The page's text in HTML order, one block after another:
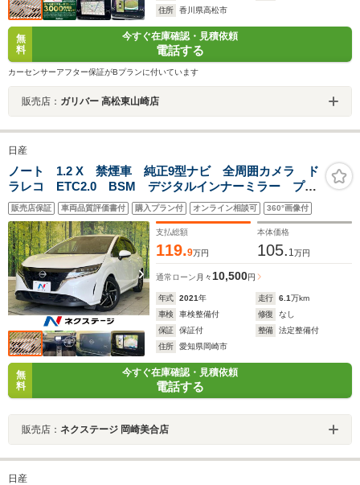
住所
香川県高松市
無
料
今すぐ在庫確認・見積依頼
電話する
カーセンサーアフター保証がBプランに付いています
販売店： ガリバー 高松東山崎店
日産
ノート 1.2 X 禁煙車 純正9型ナビ 全周囲カメラ ド
ラレコ ETC2.0 BSM デジタルインナーミラー プロ
パイロット Bluetooth再生 純正16インチアルミ エマ
ージェンシーブレーキ コーナーセンサー
販売店保証 車両品質評価書付 購入プラン付 オンライン相談可 360°画像付
支払総額
119.9万円
本体価格
105. 1万円
通常ローン 月々 10,500円
年式 2021年 走行 6.1万km
車検
車検整備付 修復
なし
保証
保証付 整備
法定整備付
住所
愛知県岡崎市
無
料
今すぐ在庫確認・見積依頼
電話する
販売店： ネクステージ 岡崎美合店
日産